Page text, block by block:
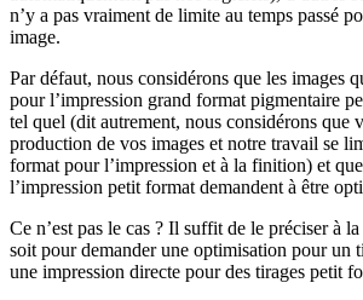
n’y a pas vraiment de limite au temps passé
image.
Par défaut, nous considérons que les images
pour l’impression grand format pigmentaire
tel quel (dit autrement, nous considérons que
production de vos images et notre travail se
format pour l’impression et à la finition) et
l’impression petit format demandent à être
Ce n’est pas le cas ? Il suffit de le préciser à
soit pour demander une optimisation pour un
une impression directe pour des tirages petit